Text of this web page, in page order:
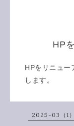
HP
HPをリニュー
します。
2025-03（1）